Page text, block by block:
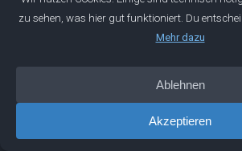
ambitionierte Ingenieure bei ihrer
Über Manifest Impressum
Podcast